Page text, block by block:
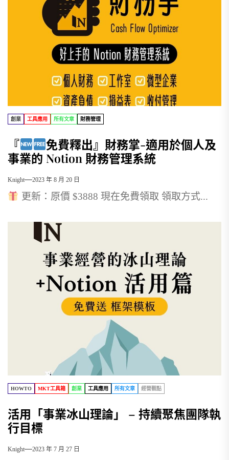
創業 工具應用 所有文章 財務管理
『
免費釋出』財務掌-適用於個人及
事業的 Notion 財務管理系統
Knight 2023 年 8 月 20 日
更新：原價 $3888 現在免費領取 領取方式...
HOWTO MKT工具箱 創業 工具應用 所有文章 經營觀點
活用「事業冰山理論」 – 持續聚焦團隊執
行目標
Knight 2023 年 7 月 27 日